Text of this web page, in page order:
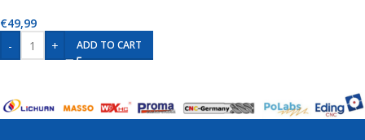
€49,99
-
+ ADD TO CART